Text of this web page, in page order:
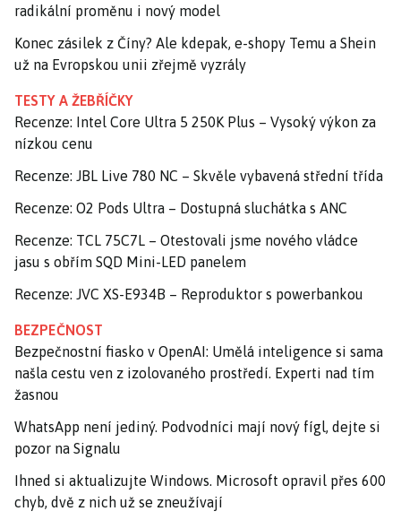
radikální proměnu i nový model
Konec zásilek z Číny? Ale kdepak, e-shopy Temu a Shein
už na Evropskou unii zřejmě vyzrály
TESTY A ŽEBŘÍČKY
Recenze: Intel Core Ultra 5 250K Plus – Vysoký výkon za
nízkou cenu
Recenze: JBL Live 780 NC – Skvěle vybavená střední třída
Recenze: O2 Pods Ultra – Dostupná sluchátka s ANC
Recenze: TCL 75C7L – Otestovali jsme nového vládce
jasu s obřím SQD Mini-LED panelem
Recenze: JVC XS-E934B – Reproduktor s powerbankou
BEZPEČNOST
Bezpečnostní fiasko v OpenAI: Umělá inteligence si sama
našla cestu ven z izolovaného prostředí. Experti nad tím
žasnou
WhatsApp není jediný. Podvodníci mají nový fígl, dejte si
pozor na Signalu
Ihned si aktualizujte Windows. Microsoft opravil přes 600
chyb, dvě z nich už se zneužívají